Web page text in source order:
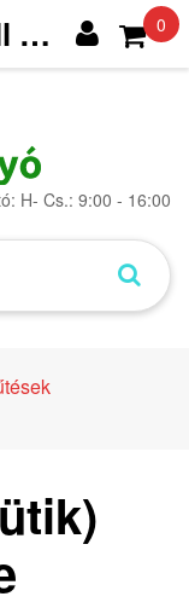
H- Cs.: 9:00 - 16:00
0
Kempingcikk és grill webáruház